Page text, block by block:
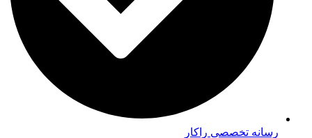
رسانه تخصصی راکار